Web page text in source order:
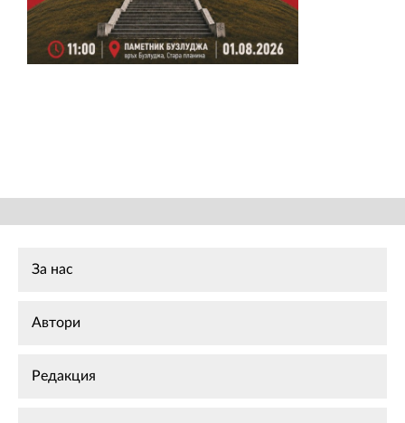
За нас
Автори
Редакция
02 975 20 35